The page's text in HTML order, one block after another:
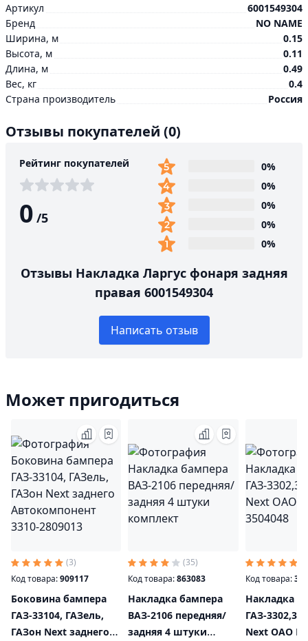
Артикул
6001549304
Бренд
NO NAME
Ширина, м
0.15
Высота, м
0.11
Длина, м
0.49
Вес, кг
0.4
Страна производитель
Россия
Отзывы покупателей (0)
Рейтинг покупателей
0 /5
0%
0%
0%
0%
0%
Отзывы Накладка Ларгус фонаря задняя
правая 6001549304
Написать отзыв
Может пригодиться
(3)
Код товара:909117
Боковина бампера
ГАЗ-33104, ГАЗель,
ГАЗон Next заднего
(35)
Код товара:863083
Накладка бампера
ВАЗ-2106 передняя/
задняя 4 штуки
Код товара:
Накладка
ГАЗ-
Next ОАО